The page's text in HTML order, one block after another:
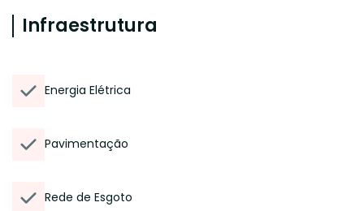
Infraestrutura
Energia Elétrica
Pavimentação
Rede de Esgoto